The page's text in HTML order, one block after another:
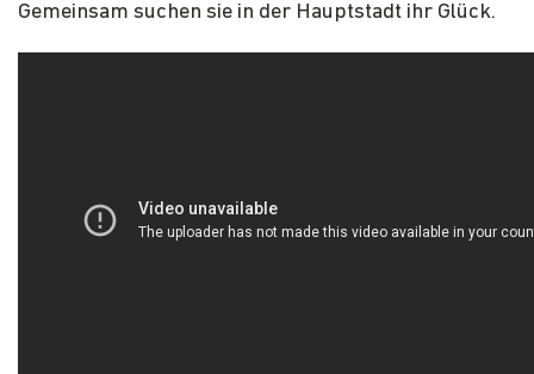
Gemeinsam suchen sie in der Hauptstadt ihr Glück.